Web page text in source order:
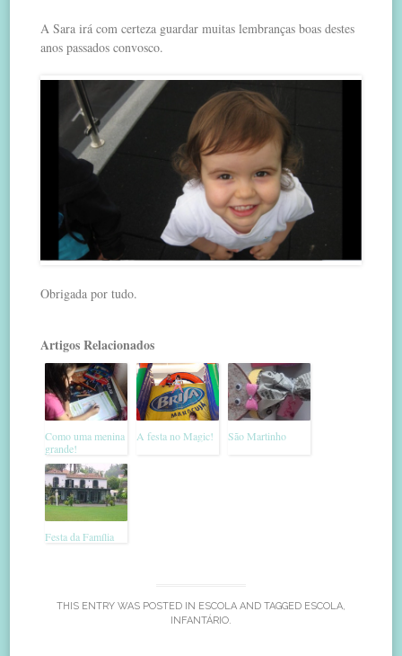
A Sara irá com certeza guardar muitas lembranças boas destes
anos passados convosco.
Obrigada por tudo.
Artigos Relacionados
Como uma menina
grande!
A festa no Magic! São Martinho
Festa da Família
THIS ENTRY WAS POSTED IN ESCOLA AND TAGGED ESCOLA,
INFANTÁRIO.